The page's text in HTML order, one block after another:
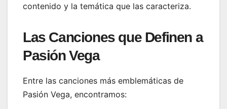
contenido y la temática que las caracteriza.
Las Canciones que Definen a
Pasión Vega
Entre las canciones más emblemáticas de
Pasión Vega, encontramos: